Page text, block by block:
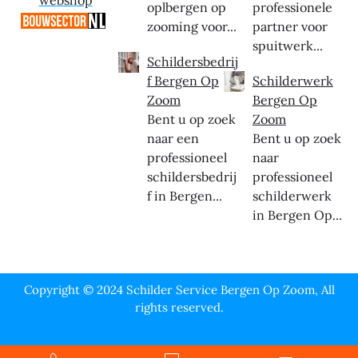
oplbergen op
zooming voor...
Schildersbedrij
f Bergen Op
Zoom
Bent u op zoek
naar een
professioneel
schildersbedrij
f in Bergen...
professionele
partner voor
spuitwerk...
Schilderwerk
Bergen Op
Zoom
Bent u op zoek
naar
professioneel
schilderwerk
in Bergen Op...
Copyright © 2024 Schilder Service Bergen Op Zoom, All
rights reserved.